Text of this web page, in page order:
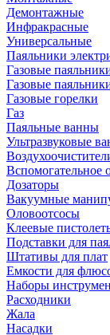
Демонтажные
Инфракрасные
Универсальные
Паяльники
Газовые
Газовые
Газовые горелки
Газ
Паяльные ванны
Ультразвуковые
Вспомогательное
Дозаторы
Вакуумные
Оловоотсосы
Клеевые
Подставки для
Штативы для плат
Емкости для
Наборы
Расходники
Жала
Насадки